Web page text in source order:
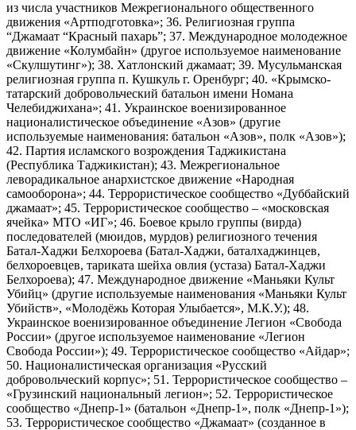
из числа участников Межрегионального общественного
движения «Артподготовка»; 36. Религиозная группа
“Джамаат “Красный пахарь”; 37. Международное молодежное
движение «Колумбайн» (другое используемое наименование
«Скулшутинг»); 38. Хатлонский джамаат; 39. Мусульманская
религиозная группа п. Кушкуль г. Оренбург; 40. «Крымско-
татарский добровольческий батальон имени Номана
Челебиджихана»; 41. Украинское военизированное
националистическое объединение «Азов» (другие
используемые наименования: батальон «Азов», полк «Азов»);
42. Партия исламского возрождения Таджикистана
(Республика Таджикистан); 43. Межрегиональное
леворадикальное анархистское движение «Народная
самооборона»; 44. Террористическое сообщество «Дуббайский
джамаат»; 45. Террористическое сообщество – «московская
ячейка» МТО «ИГ»; 46. Боевое крыло группы (вирда)
последователей (мюидов, мурдов) религиозного течения
Батал-Хаджи Белхороева (Батал-Хаджи, баталхаджинцев,
белхороевцев, тариката шейха овлия (устаза) Батал-Хаджи
Белхороева); 47. Международное движение «Маньяки Культ
Убийц» (другие используемые наименования «Маньяки Культ
Убийств», «Молодёжь Которая Улыбается», М.К.У.); 48.
Украинское военизированное объединение Легион «Свобода
России» (другое используемое наименование «Легион
Свобода России»); 49. Террористическое сообщество «Айдар»;
50. Националистическая организация «Русский
добровольческий корпус»; 51. Террористическое сообщество –
«Грузинский национальный легион»; 52. Террористическое
сообщество «Днепр-1» (батальон «Днепр-1», полк «Днепр-1»);
53. Террористическое сообщество «Джамаат» (созданное в